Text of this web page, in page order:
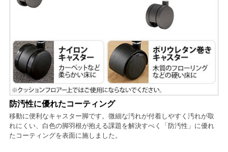
防汚性に優れたコーティング
移動に便利なキャスター脚です。微細な汚れが付着しやすく汚れが取
れにくい、白色の脚羽根が抱える課題を解決すべく「防汚性」に優れ
たコーティングを表面に施しました。